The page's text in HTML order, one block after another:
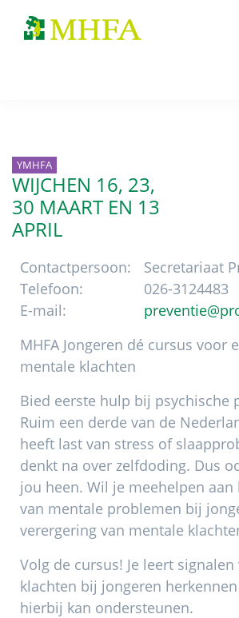
naar
naar
naar
YMHFA
WIJCHEN 16, 23,
30 MAART EN 13
APRIL
Contactpersoon:
Secretariaat
Telefoon:
026-3124483
E-mail:
MHFA Jongeren dé cursus voor
mentale klachten
Bied eerste hulp bij psychische
Ruim een derde van de
heeft last van stress of
denkt na over zelfdoding. Dus
jou heen. Wil je meehelpen
van mentale problemen bij
verergering van mentale
Volg de cursus! Je leert
klachten bij jongeren
hierbij kan ondersteunen.